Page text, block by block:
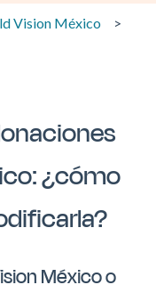
Vision México
¿cómo
México o